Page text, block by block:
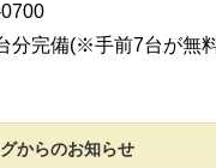
分完備(※手前7台が無
からのお知らせ